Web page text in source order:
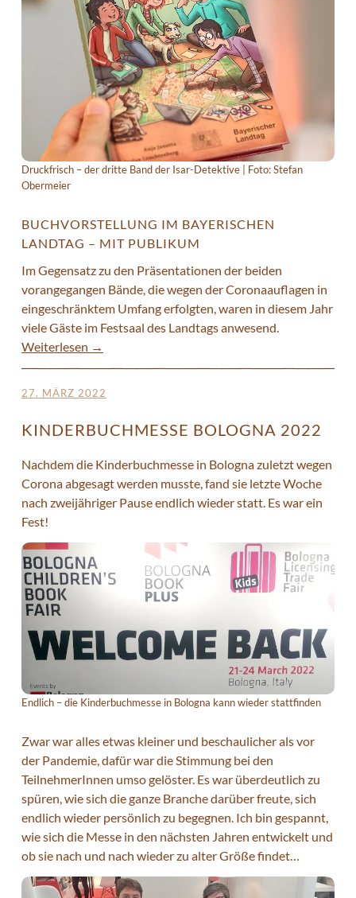
Druckfrisch – der dritte Band der Isar-Detektive | Foto: Stefan
Obermeier
BUCHVORSTELLUNG IM BAYERISCHEN
LANDTAG – MIT PUBLIKUM
Im Gegensatz zu den Präsentationen der beiden
vorangegangen Bände, die wegen der Coronaauflagen in
eingeschränktem Umfang erfolgten, waren in diesem Jahr
viele Gäste im Festsaal des Landtags anwesend.
Weiterlesen →
27. MÄRZ 2022
KINDERBUCHMESSE BOLOGNA 2022
Nachdem die Kinderbuchmesse in Bologna zuletzt wegen
Corona abgesagt werden musste, fand sie letzte Woche
nach zweijähriger Pause endlich wieder statt. Es war ein
Fest!
Endlich – die Kinderbuchmesse in Bologna kann wieder stattfinden
Zwar war alles etwas kleiner und beschaulicher als vor
der Pandemie, dafür war die Stimmung bei den
TeilnehmerInnen umso gelöster. Es war überdeutlich zu
spüren, wie sich die ganze Branche darüber freute, sich
endlich wieder persönlich zu begegnen. Ich bin gespannt,
wie sich die Messe in den nächsten Jahren entwickelt und
ob sie nach und nach wieder zu alter Größe findet…